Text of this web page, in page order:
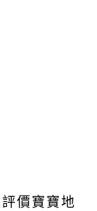
價寶寶地